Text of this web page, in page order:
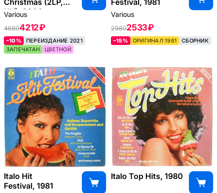
UK), 2000
Various
46804212 ₽
–10%
ПЕРЕИЗДАНИЕ 2021
ЗАПЕЧАТАН
ЦВЕТНОЙ
Various
29802533 ₽
–15% ОРИГИНАЛ 1981 СБОРНИК
Italo Hit
Festival, 1981
Italo Top Hits, 1980